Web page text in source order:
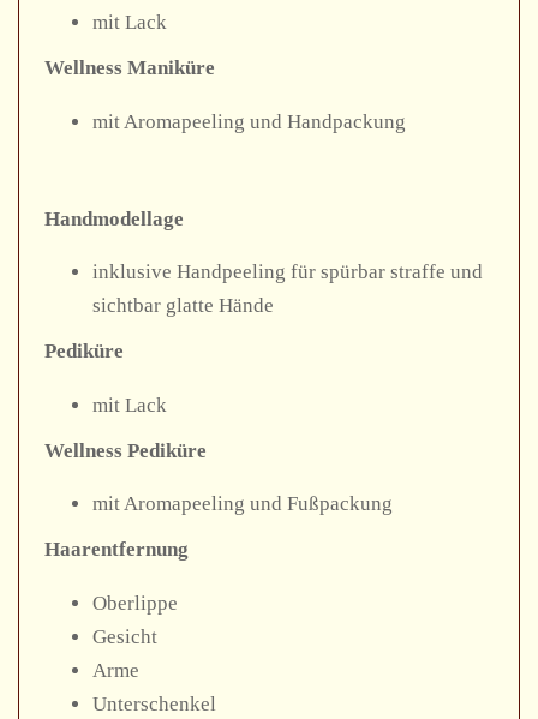
mit Lack
Wellness Maniküre
mit Aromapeeling und Handpackung
Handmodellage
inklusive Handpeeling für spürbar straffe und
sichtbar glatte Hände
Pediküre
mit Lack
Wellness Pediküre
mit Aromapeeling und Fußpackung
Haarentfernung
Oberlippe
Gesicht
Arme
Unterschenkel